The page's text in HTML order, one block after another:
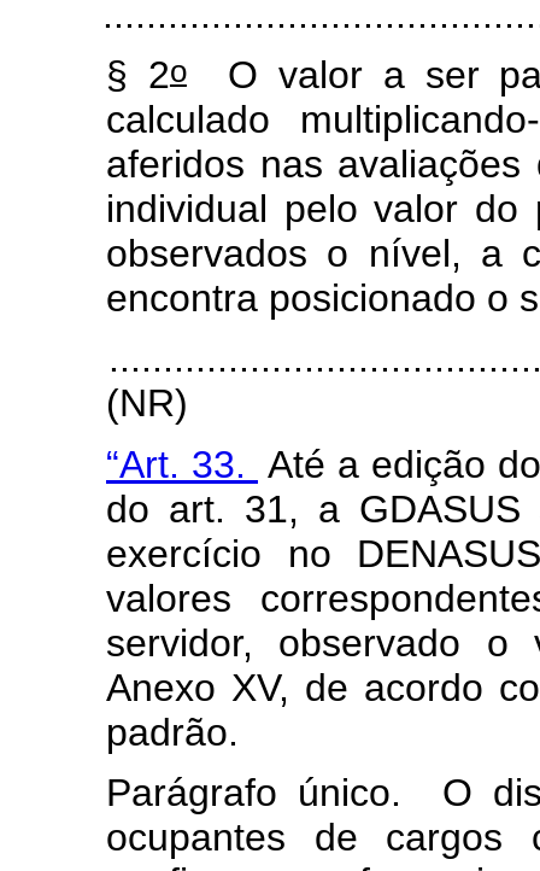
§ 2oO valor a ser
calculado
aferidos nas
individual pelo valor do
observados o nível, a
encontra posicionado o
(NR)
“Art. 33. Até a edição
do art. 31, a GDASUS
exercício no
valores
servidor, observado
Anexo XV, de acordo
padrão.
Parágrafo único. O
ocupantes de cargos